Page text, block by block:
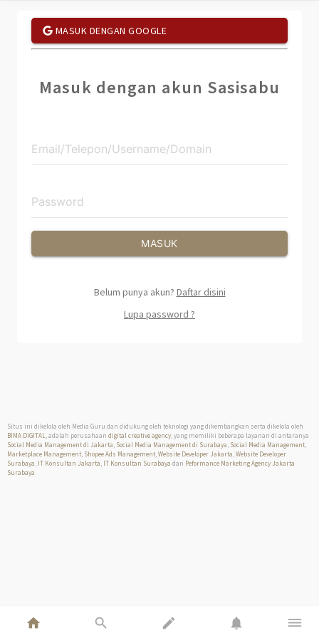
home search edit notifications dehaze
MASUK DENGAN GOOGLE
Masuk dengan akun Sasisabu
MASUK
Belum punya akun? Daftar disini
Lupa password ?
Situs ini dikelola oleh Media Guru dan didukung oleh teknologi yang dikembangkan serta dikelola oleh
BIMA DIGITAL
, adalah perusahaan digital creative agency , yang memiliki beberapa layanan di antaranya
Social Media Management di Jakarta Social Media Management di Surabaya Social Media Management
Marketplace Management Shopee Ads Management Website Developer Jakarta Website Developer
Surabaya IT Konsultan Jakarta IT Konsultan Surabaya dan Peformance Marketing Agency Jakarta
Surabaya